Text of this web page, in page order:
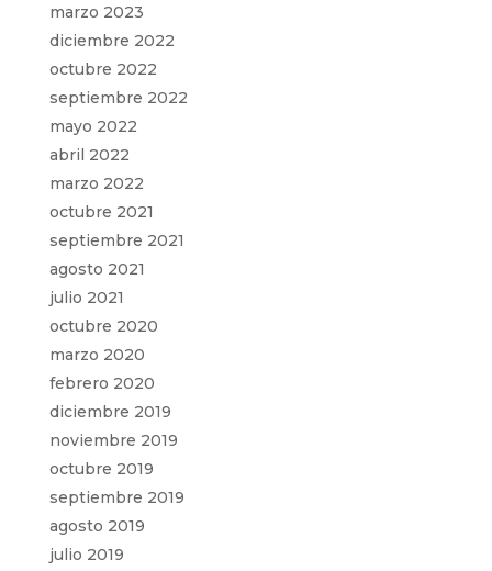
marzo 2023
diciembre 2022
octubre 2022
septiembre 2022
mayo 2022
abril 2022
marzo 2022
octubre 2021
septiembre 2021
agosto 2021
julio 2021
octubre 2020
marzo 2020
febrero 2020
diciembre 2019
noviembre 2019
octubre 2019
septiembre 2019
agosto 2019
julio 2019